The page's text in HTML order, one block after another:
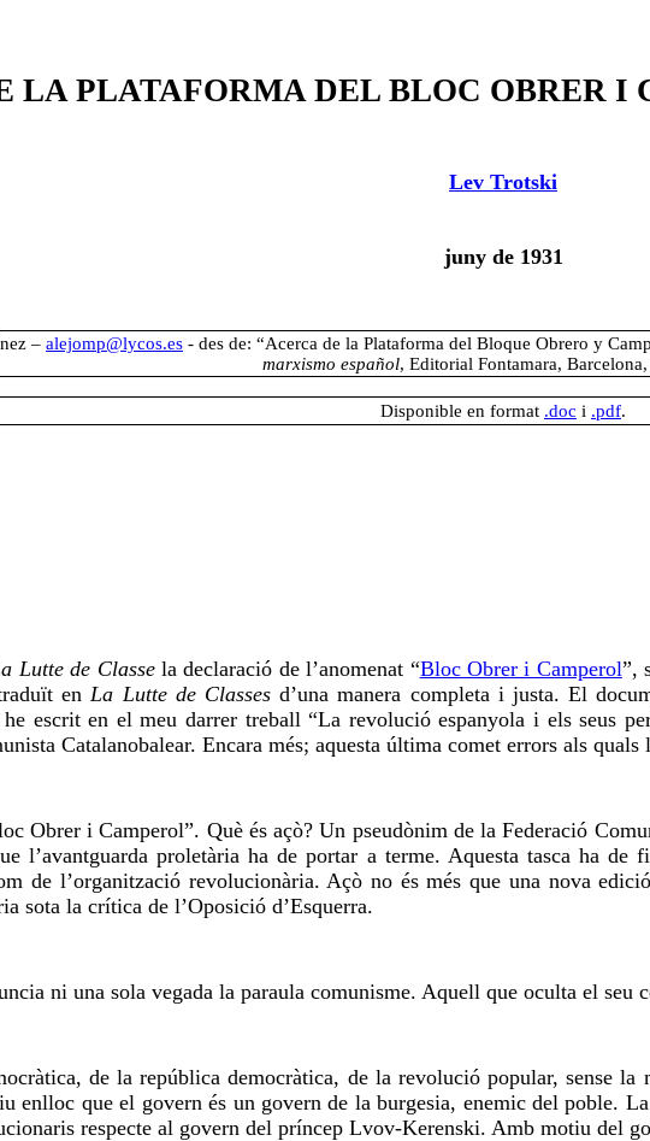
LA PLATAFORMA DEL BLOC OBRER I
Lev Trotski
juny de 1931
– alejomp@lycos.es - des de: “Acerca de la Plataforma del Bloque Obrero y
marxismo español, Editorial Fontamara,
Disponible en format .doc i .pdf.
Luttede Classela declaració del’anomenat “Bloc Obrer i Camperol”,
en La Luttede Classes d’una manera completa i justa. El
escrit en el meu darrer treball “La revolució espanyola i els seus
Catalanobalear. Encara més; aquesta última comet errors als quals
Obrer i Camperol”. Què és açò? Un pseudònim de la Federació
l’avantguarda proletària ha de portar a terme. Aquesta tasca ha de
de l’organització revolucionària. Açò no és més que una nova
sota la crítica de l’Oposició d’Esquerra.
ni una sola vegada la paraula comunisme. Aquell que oculta el seu
de la república democràtica, de la revolució popular, sense la
enlloc que el govern és un govern de la burgesia, enemic del poble.
respecte al govern del príncep Lvov-Kerenski. Amb motiu del